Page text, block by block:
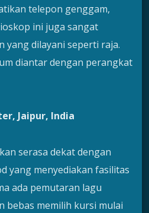
telepon genggam,
ini juga sangat
yang dilayani seperti raja.
diantar dengan perangkat
Jaipur, India
serasa dekat dengan
yang menyediakan fasilitas
ada pemutaran lagu
bebas memilih kursi mulai